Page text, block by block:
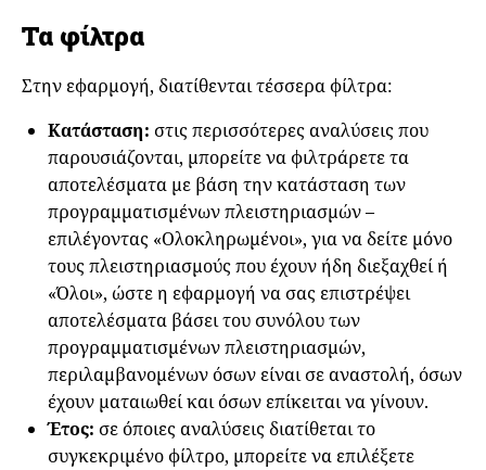
Τα φίλτρα
Στην εφαρμογή, διατίθενται τέσσερα φίλτρα:
Κατάσταση: στις περισσότερες αναλύσεις που
παρουσιάζονται, μπορείτε να φιλτράρετε τα
αποτελέσματα με βάση την κατάσταση των
προγραμματισμένων πλειστηριασμών –
επιλέγοντας «Ολοκληρωμένοι», για να δείτε μόνο
τους πλειστηριασμούς που έχουν ήδη διεξαχθεί ή
«Όλοι», ώστε η εφαρμογή να σας επιστρέψει
αποτελέσματα βάσει του συνόλου των
προγραμματισμένων πλειστηριασμών,
περιλαμβανομένων όσων είναι σε αναστολή, όσων
έχουν ματαιωθεί και όσων επίκειται να γίνουν.
Έτος: σε όποιες αναλύσεις διατίθεται το
συγκεκριμένο φίλτρο, μπορείτε να επιλέξετε